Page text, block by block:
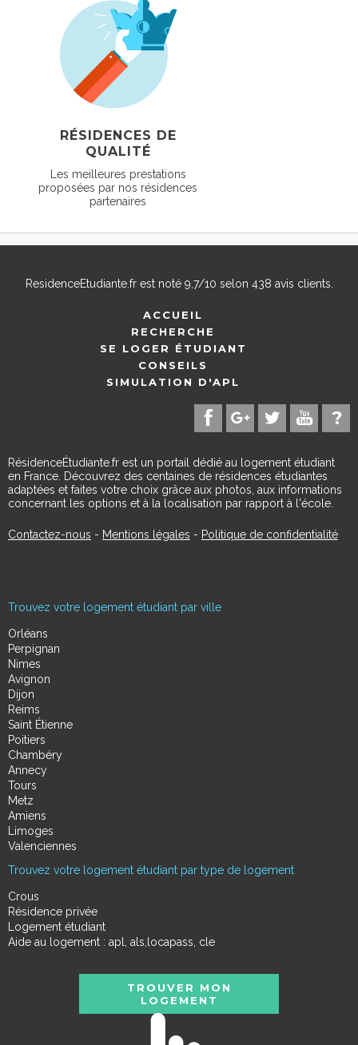
RÉSIDENCES DE
QUALITÉ
Les meilleures prestations
proposées par nos résidences
partenaires
ResidenceEtudiante.frest noté 9,7/10 selon 438 avis clients.
ACCUEIL
RECHERCHE
SE LOGER ÉTUDIANT
CONSEILS
SIMULATION D'APL
RésidenceÉtudiante.fr est un portail dédié au logement étudiant
en France. Découvrez des centaines de résidences étudiantes
adaptées et faites votre choix grâce aux photos, aux informations
concernant les options et à la localisation par rapport à l'école.
Contactez-nous - Mentions légales - Politique de confidentialité
Trouvez votre logement étudiant par ville
Orléans
Perpignan
Nimes
Avignon
Dijon
Reims
Saint Étienne
Poitiers
Chambéry
Annecy
Tours
Metz
Amiens
Limoges
Valenciennes
Trouvez votre logement étudiant par type de logement
Crous
Résidence privée
Logement étudiant
Aide au logement : apl, als,locapass, cle
TROUVER MON
LOGEMENT